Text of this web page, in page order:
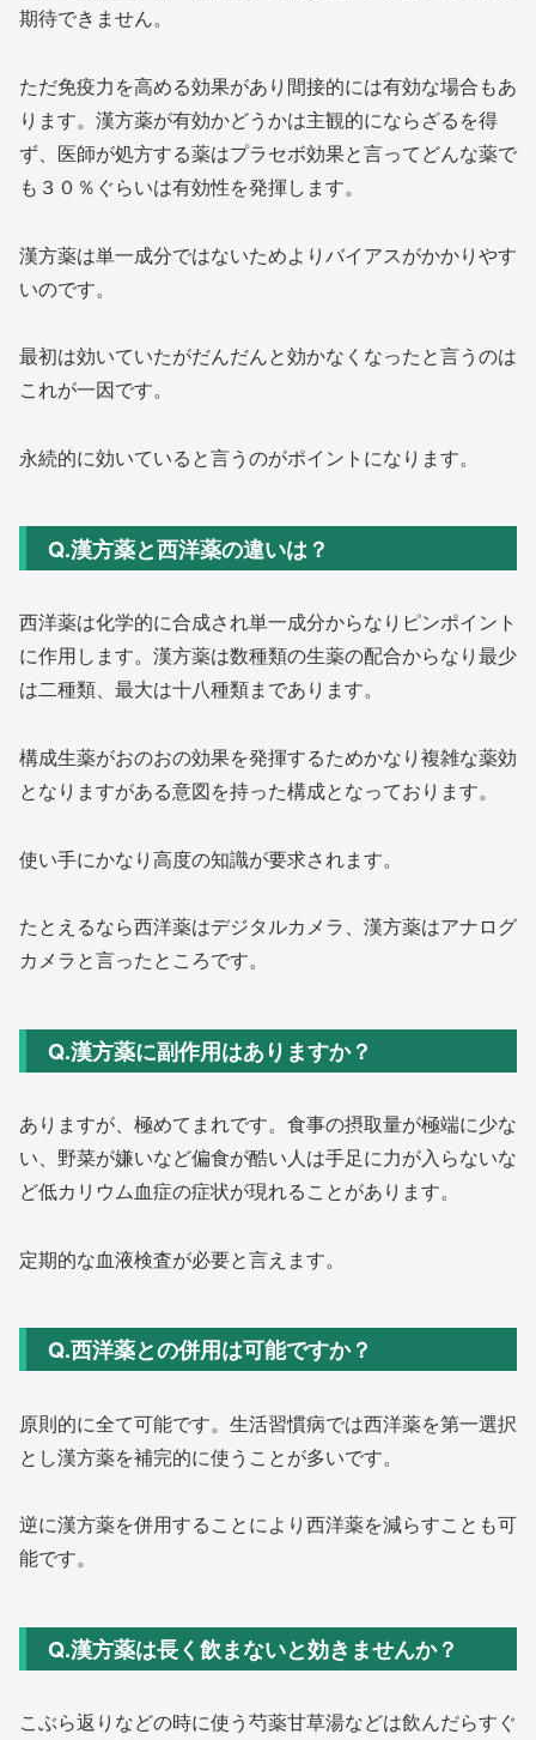
期待できません。
ただ免疫力を高める効果があり間接的には有効な場合もあ
ります。 漢方薬が有効かどうかは主観的にならざるを得
ず、医師が処方する薬はプラセボ効果と言ってどんな薬で
も３０％ ぐらいは有効性を発揮します。
漢方薬は単一成分ではないためよりバイアスがかかりやす
いのです。
最初は効いていたがだんだんと効かなくなったと言うのは
これが一因です。
永続的に効いていると言うのがポイントになります。
Q.漢方薬と西洋薬の違いは？
西洋薬は化学的に合成され単一成分からなりピンポイント
に作用し ます。漢方薬は数種類の生薬の配合からなり最少
は二種類、最大は十八種類まであります。
構成生薬がおのおの効果を発揮するためかなり複雑な薬効
となりますがある意図を持った構成となっております。
使い手にかなり高度の知識が要求されます。
たとえるなら西洋薬はデジタルカメラ、 漢方薬はアナログ
カメラと言ったところです。
Q.漢方薬に副作用はありますか？
ありますが、極めてまれです。食事の摂取量が極端に少な
い、 野菜が嫌いなど偏食が酷い人は手足に力が入らないな
ど低カリウム血症の症状が現れることがあり ます。
定期的な血液検査が必要と言えます。
Q.西洋薬との併用は可能ですか？
原則的に全て可能です。 生活習慣病では西洋薬を第一選択
とし漢方薬を補完的に使うことが多いです。
逆に漢方薬を併用することにより西洋薬を減らすことも可
能です。
Q.漢方薬は長く飲まないと効きませんか？
こぶら返りなどの時に使う芍薬甘草湯などは飲んだらすぐ